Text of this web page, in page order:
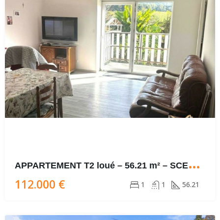
A
PPARTEMENT T2 loué – 56.21 m² – SCEY-MAISIERES (25290) – TERRASSE + COUR + CAVE
112.000 € 1 1 56.21